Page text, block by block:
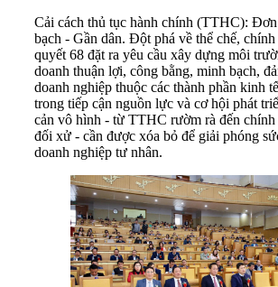
Cải cách thủ tục hành chính (TTHC):
bạch - Gần dân. Đột phá về thể chế,
quyết 68 đặt ra yêu cầu xây dựng môi
doanh thuận lợi, công bằng, minh bạch,
doanh nghiệp thuộc các thành phần kinh
trong tiếp cận nguồn lực và cơ hội phát
cản vô hình - từ TTHC rườm rà đến chính
đối xử - cần được xóa bỏ để giải phóng
doanh nghiệp tư nhân.